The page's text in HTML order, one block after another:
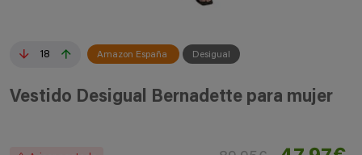
18 Amazon España Desigual
Vestido Desigual Bernadette para mujer